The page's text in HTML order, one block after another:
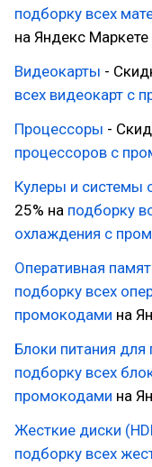
подборку всех
на Яндекс Маркете
Видеокарты -
всех видеокарт с
Процессоры -
процессоров с
Кулеры и системы
25% на подборку
охлаждения с
Оперативная
подборку всех
промокодами на
Блоки питания для
подборку всех
промокодами на
Жесткие диски
подборку всех